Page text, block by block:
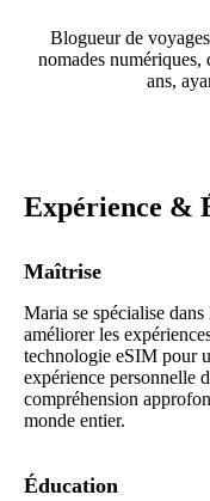
Blogueur de
nomades
ans,
Expérience &
Maîtrise
Maria se spécialise
améliorer les
technologie eSIM pour
expérience personnelle
compréhension
monde entier.
Éducation